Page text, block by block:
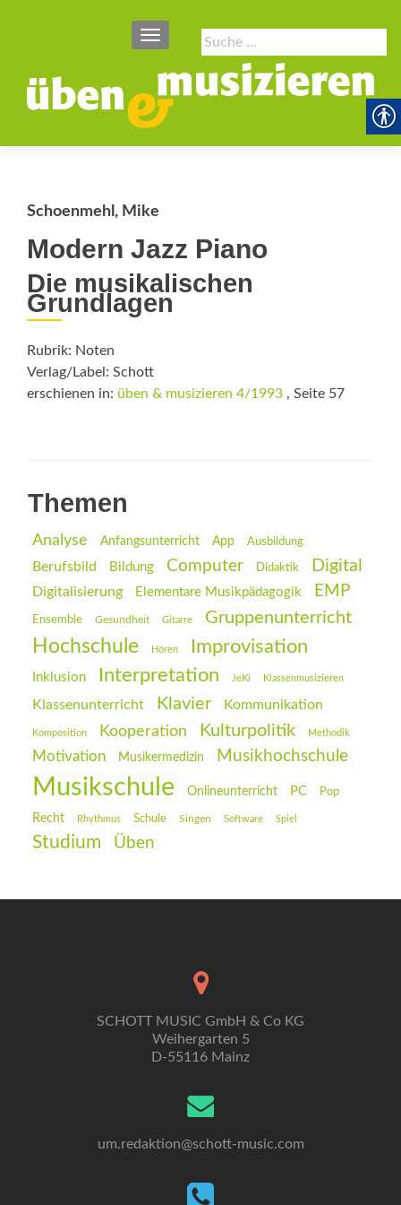
Suche
nach:
SCHALTE NAVIGATION
Schoenmehl, Mike
Modern Jazz Piano
Die musikalischen
Grundlagen
Rubrik: Noten
Verlag/Label: Schott
erschienen in: üben & musizieren 4/1993 , Seite 57
Themen
Analyse Anfangsunterricht App Ausbildung
Berufsbild Bildung Computer Didaktik Digital
Digitalisierung Elementare Musikpädagogik EMP
Ensemble Gesundheit Gitarre Gruppenunterricht
Hochschule Hören Improvisation
Inklusion Interpretation JeKi Klassenmusizieren
Klassenunterricht Klavier Kommunikation
Komposition Kooperation Kulturpolitik Methodik
Motivation Musikermedizin Musikhochschule
Musikschule Onlineunterricht PC Pop
Recht Rhythmus Schule Singen Software Spiel
Studium Üben
SCHOTT MUSIC GmbH & Co KG
Weihergarten 5
D-55116 Mainz
um.redaktion@schott-music.com